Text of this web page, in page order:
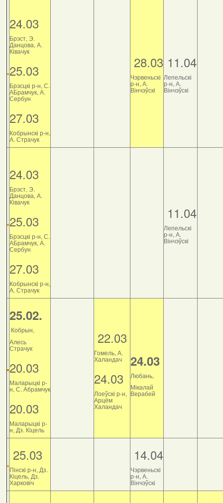
24.03
Брэст, Э.
Данцова, А.
Ківачук
25.03
Брэсцкі р-н, С.
АБрамчук, А.
Сербун
27.03
Кобрынскі р-н,
А. Страчук
28.03
Чэрвеньскі
р-н, А.
Вінчэўскі
11.04
Лепельскі
р-н, А.
Вінчэўскі
24.03
Брэст, Э.
Данцова, А.
Ківачук
25.03
Брэсцкі р-н, С.
АБрамчук, А.
Сербун
27.03
Кобрынскі р-н,
А. Страчук
11.04
Лепельскі
р-н, А.
Вінчэўскі
25.02.
Кобрын,
Алесь
Страчук
20.03
Маларыцкі р-
н, С. Абрамчук
20.03
Маларыцкі р-
н, Дз. Кіцель
22.03
Гомель, А.
Халандач
24.03
Лоеўскі р-н,
Арцём
Халандач
24.03
Любань,
Мікалай
Верабей
25.03
Пінскі р-н, Дз.
Кіцель, Дз.
Харковіч
14.04
Чэрвеньскі
р-н, А.
Вінчэўскі